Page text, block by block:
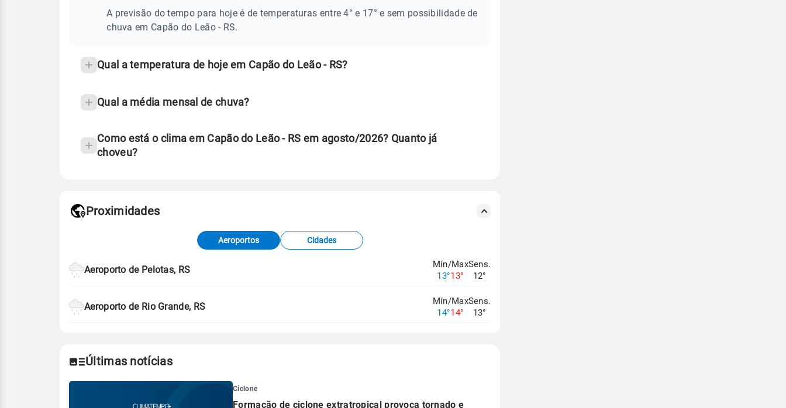
frequentes
temperatura
A previsão do tempo para hoje é de temperaturas entre 4° e 17° e sem possibilidade de
chuva em Capão do Leão - RS.
Qual a temperatura de hoje em Capão do Leão - RS?
Qual a média mensal de chuva?
Como está o clima em Capão do Leão - RS em agosto/2026? Quanto já
choveu?
de Tempo e Estudos Climáticos (CPTEC).
Proximidades
Aeroportos Cidades
Aeroporto de Pelotas, RS
Mín/Max
13°13°
Sens.
12°
Aeroporto de Rio Grande, RS
Mín/Max
14°14°
Sens.
13°
Últimas notícias
Ciclone
Formação de ciclone extratropical provoca tornado e